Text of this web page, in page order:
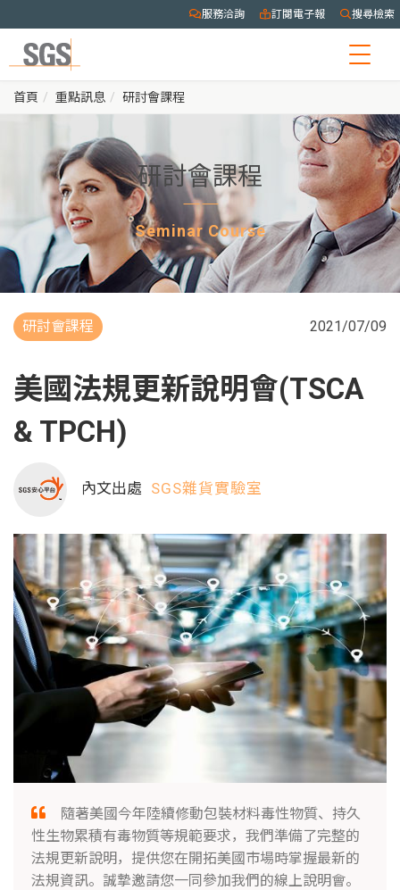
服務洽詢 訂閱電子報 搜尋檢索
首頁 重點訊息 研討會課程
研討會課程
Seminar Course
研討會課程 2021/07/09
美國法規更新說明會(TSCA
& TPCH)
內文出處 SGS雜貨實驗室
隨著美國今年陸續修動包裝材料毒性物質、持久
性生物累積有毒物質等規範要求，我們準備了完整的
法規更新說明，提供您在開拓美國市場時掌握最新的
法規資訊。誠摯邀請您一同參加我們的線上說明會。